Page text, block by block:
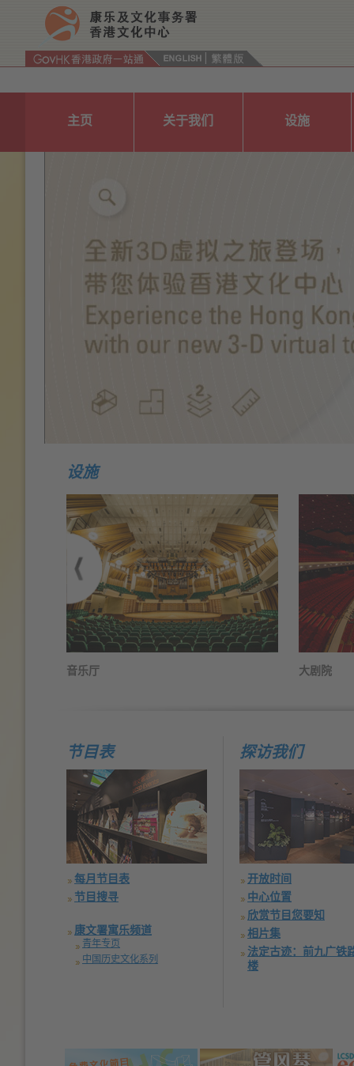
主页 关于我们 设施
设施
音乐厅 大剧院
节目表
每月节目表
节目搜寻
康文署寓乐频道
青年专页
中国历史文化系列
探访我们
开放时间
中心位置
欣赏节目您要知
相片集
法定古迹：前九广铁
楼
Text